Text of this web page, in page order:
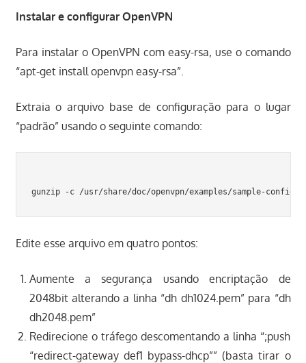
Instalar e configurar OpenVPN
Para instalar o OpenVPN com easy-rsa, use o comando
“apt-get install openvpn easy-rsa”.
Extraia o arquivo base de configuração para o lugar
“padrão” usando o seguinte comando:
Edite esse arquivo em quatro pontos:
Aumente a segurança usando encriptação de
2048bit alterando a linha “dh dh1024.pem” para “dh
dh2048.pem”
Redirecione o tráfego descomentando a linha “;push
“redirect-gateway def1 bypass-dhcp”” (basta tirar o